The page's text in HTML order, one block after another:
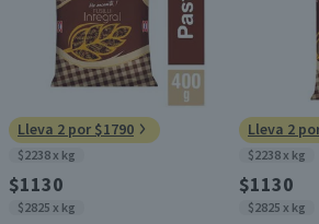
Lleva 2 por $1790
$2238 x kg
$1130
$2825 x kg
Lleva 2
$2238 x kg
$1130
$2825 x kg